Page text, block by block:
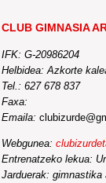
CLUB GIMNASIA
IFK: G-20986204
Helbidea: Azkorte
Tel.: 627 678 837
Faxa:
Emaila:
Webgunea:
Entrenatzeko lekua:
Jarduerak: